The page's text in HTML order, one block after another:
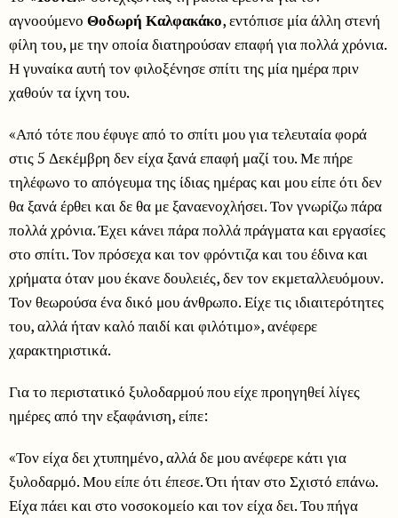
αγνοούμενο Θοδωρή Καλφακάκο, εντόπισε μία άλλη στενή
φίλη του, με την οποία διατηρούσαν επαφή για πολλά χρόνια.
Η γυναίκα αυτή τον φιλοξένησε σπίτι της μία ημέρα πριν
χαθούν τα ίχνη του.
«Από τότε που έφυγε από το σπίτι μου για τελευταία φορά
στις 5 Δεκέμβρη δεν είχα ξανά επαφή μαζί του. Με πήρε
τηλέφωνο το απόγευμα της ίδιας ημέρας και μου είπε ότι δεν
θα ξανά έρθει και δε θα με ξαναενοχλήσει. Τον γνωρίζω πάρα
πολλά χρόνια. Έχει κάνει πάρα πολλά πράγματα και εργασίες
στο σπίτι. Τον πρόσεχα και τον φρόντιζα και του έδινα και
χρήματα όταν μου έκανε δουλειές, δεν τον εκμεταλλευόμουν.
Τον θεωρούσα ένα δικό μου άνθρωπο. Είχε τις ιδιαιτερότητες
του, αλλά ήταν καλό παιδί και φιλότιμο», ανέφερε
χαρακτηριστικά.
Για το περιστατικό ξυλοδαρμού που είχε προηγηθεί λίγες
ημέρες από την εξαφάνιση, είπε:
«Τον είχα δει χτυπημένο, αλλά δε μου ανέφερε κάτι για
ξυλοδαρμό. Μου είπε ότι έπεσε. Ότι ήταν στο Σχιστό επάνω.
Είχα πάει και στο νοσοκομείο και τον είχα δει. Του πήγα